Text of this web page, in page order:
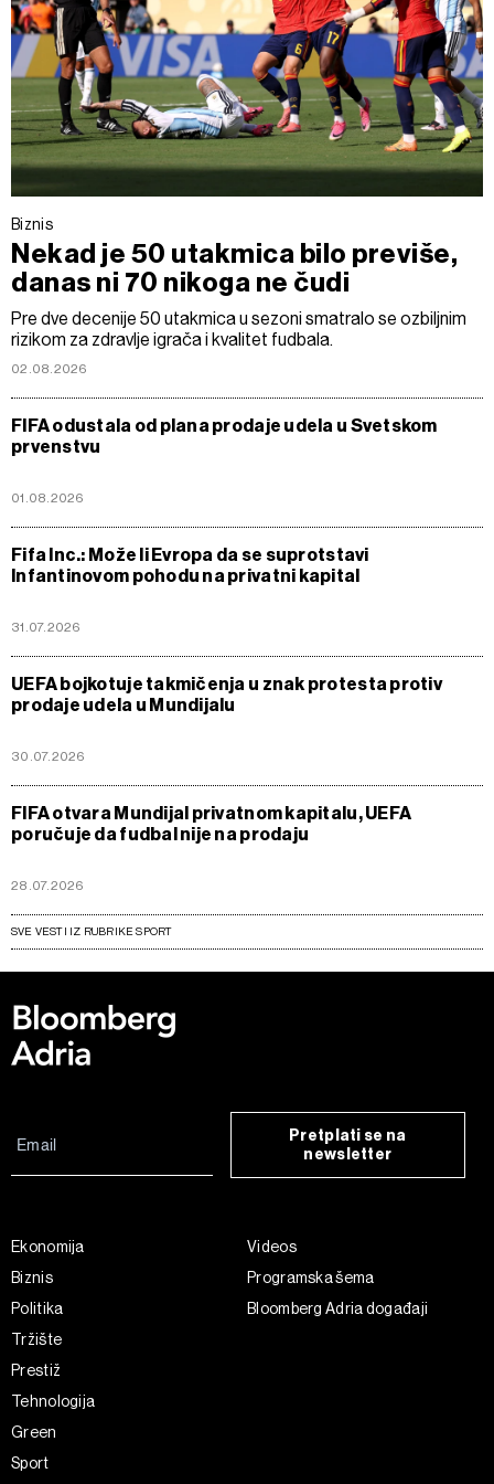
Biznis
Nekad je 50 utakmica bilo previše,
danas ni 70 nikoga ne čudi
Pre dve decenije 50 utakmica u sezoni smatralo se ozbiljnim
rizikom za zdravlje igrača i kvalitet fudbala.
02.08.2026
FIFA odustala od plana prodaje udela u Svetskom
prvenstvu
01.08.2026
Fifa Inc.: Može li Evropa da se suprotstavi
Infantinovom pohodu na privatni kapital
31.07.2026
UEFA bojkotuje takmičenja u znak protesta protiv
prodaje udela u Mundijalu
30.07.2026
FIFA otvara Mundijal privatnom kapitalu, UEFA
poručuje da fudbal nije na prodaju
28.07.2026
SVE VESTI IZ RUBRIKE SPORT
Pretplati se na
newsletter
Ekonomija
Biznis
Politika
Tržište
Prestiž
Tehnologija
Green
Sport
Videos
Programska šema
Bloomberg Adria događaji